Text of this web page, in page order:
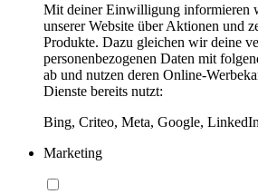
Mit deiner Einwilligung informieren
unserer Website über Aktionen und
Produkte. Dazu gleichen wir deine
personenbezogenen Daten mit
ab und nutzen deren Online-
Dienste bereits nutzt:
Bing, Criteo, Meta, Google,
Marketing